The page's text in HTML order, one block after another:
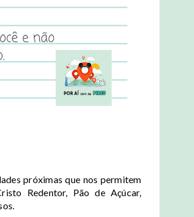
próximas que nos permitem
Redentor, Pão de Açúcar,